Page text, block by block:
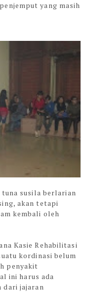
yang masih
susila berlarian
akan tetapi
kembali oleh
Kasie Rehabilitasi
kordinasi belum
penyakit
ini harus ada
dari jajaran